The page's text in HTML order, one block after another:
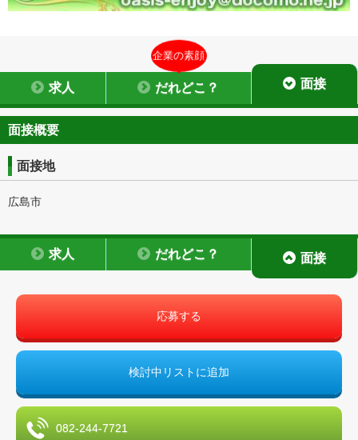
求人
企業の素顔
だれどこ？ 面接
面接概要
面接地
広島市
求人 だれどこ？ 面接
応募する
検討中リストに追加
082-244-7721